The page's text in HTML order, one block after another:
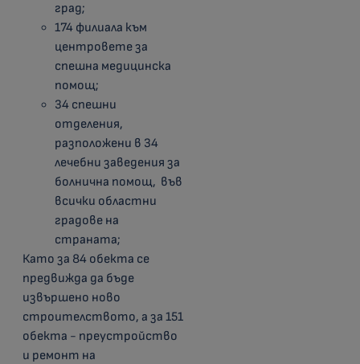
град;
174 филиала към
центровете за
спешна медицинска
помощ;
34 спешни
отделения,
разположени в 34
лечебни заведения за
болнична помощ, във
всички областни
градове на
страната;
Като за 84 обекта се
предвижда да бъде
извършено ново
строителството, а за 151
обекта - преустройство
и ремонт на